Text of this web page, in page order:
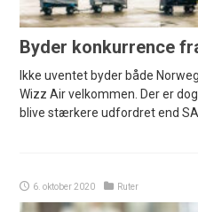
Byder konkurrence
Ikke uventet byder både
Wizz Air velkommen. Der er
blive stærkere udfordret end
6. oktober 2020 Ruter